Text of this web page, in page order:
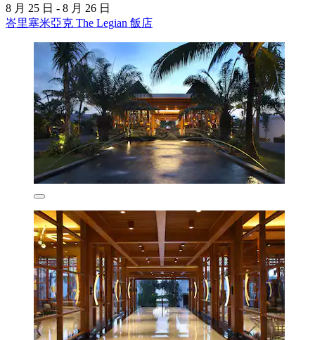
8 月 25 日 - 8 月 26 日
峇里塞米亞克 The Legian 飯店